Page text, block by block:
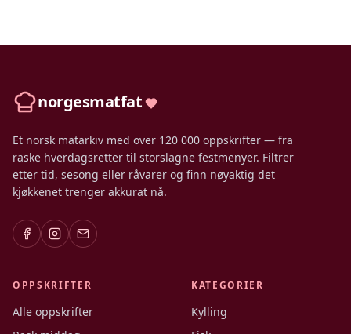
norgesmatfat
Et norsk matarkiv med over 120 000 oppskrifter — fra
raske hverdagsretter til storslagne festmenyer. Filtrer
etter tid, sesong eller råvarer og finn nøyaktig det
kjøkkenet trenger akkurat nå.
OPPSKRIFTER
Alle oppskrifter
KATEGORIER
Kylling